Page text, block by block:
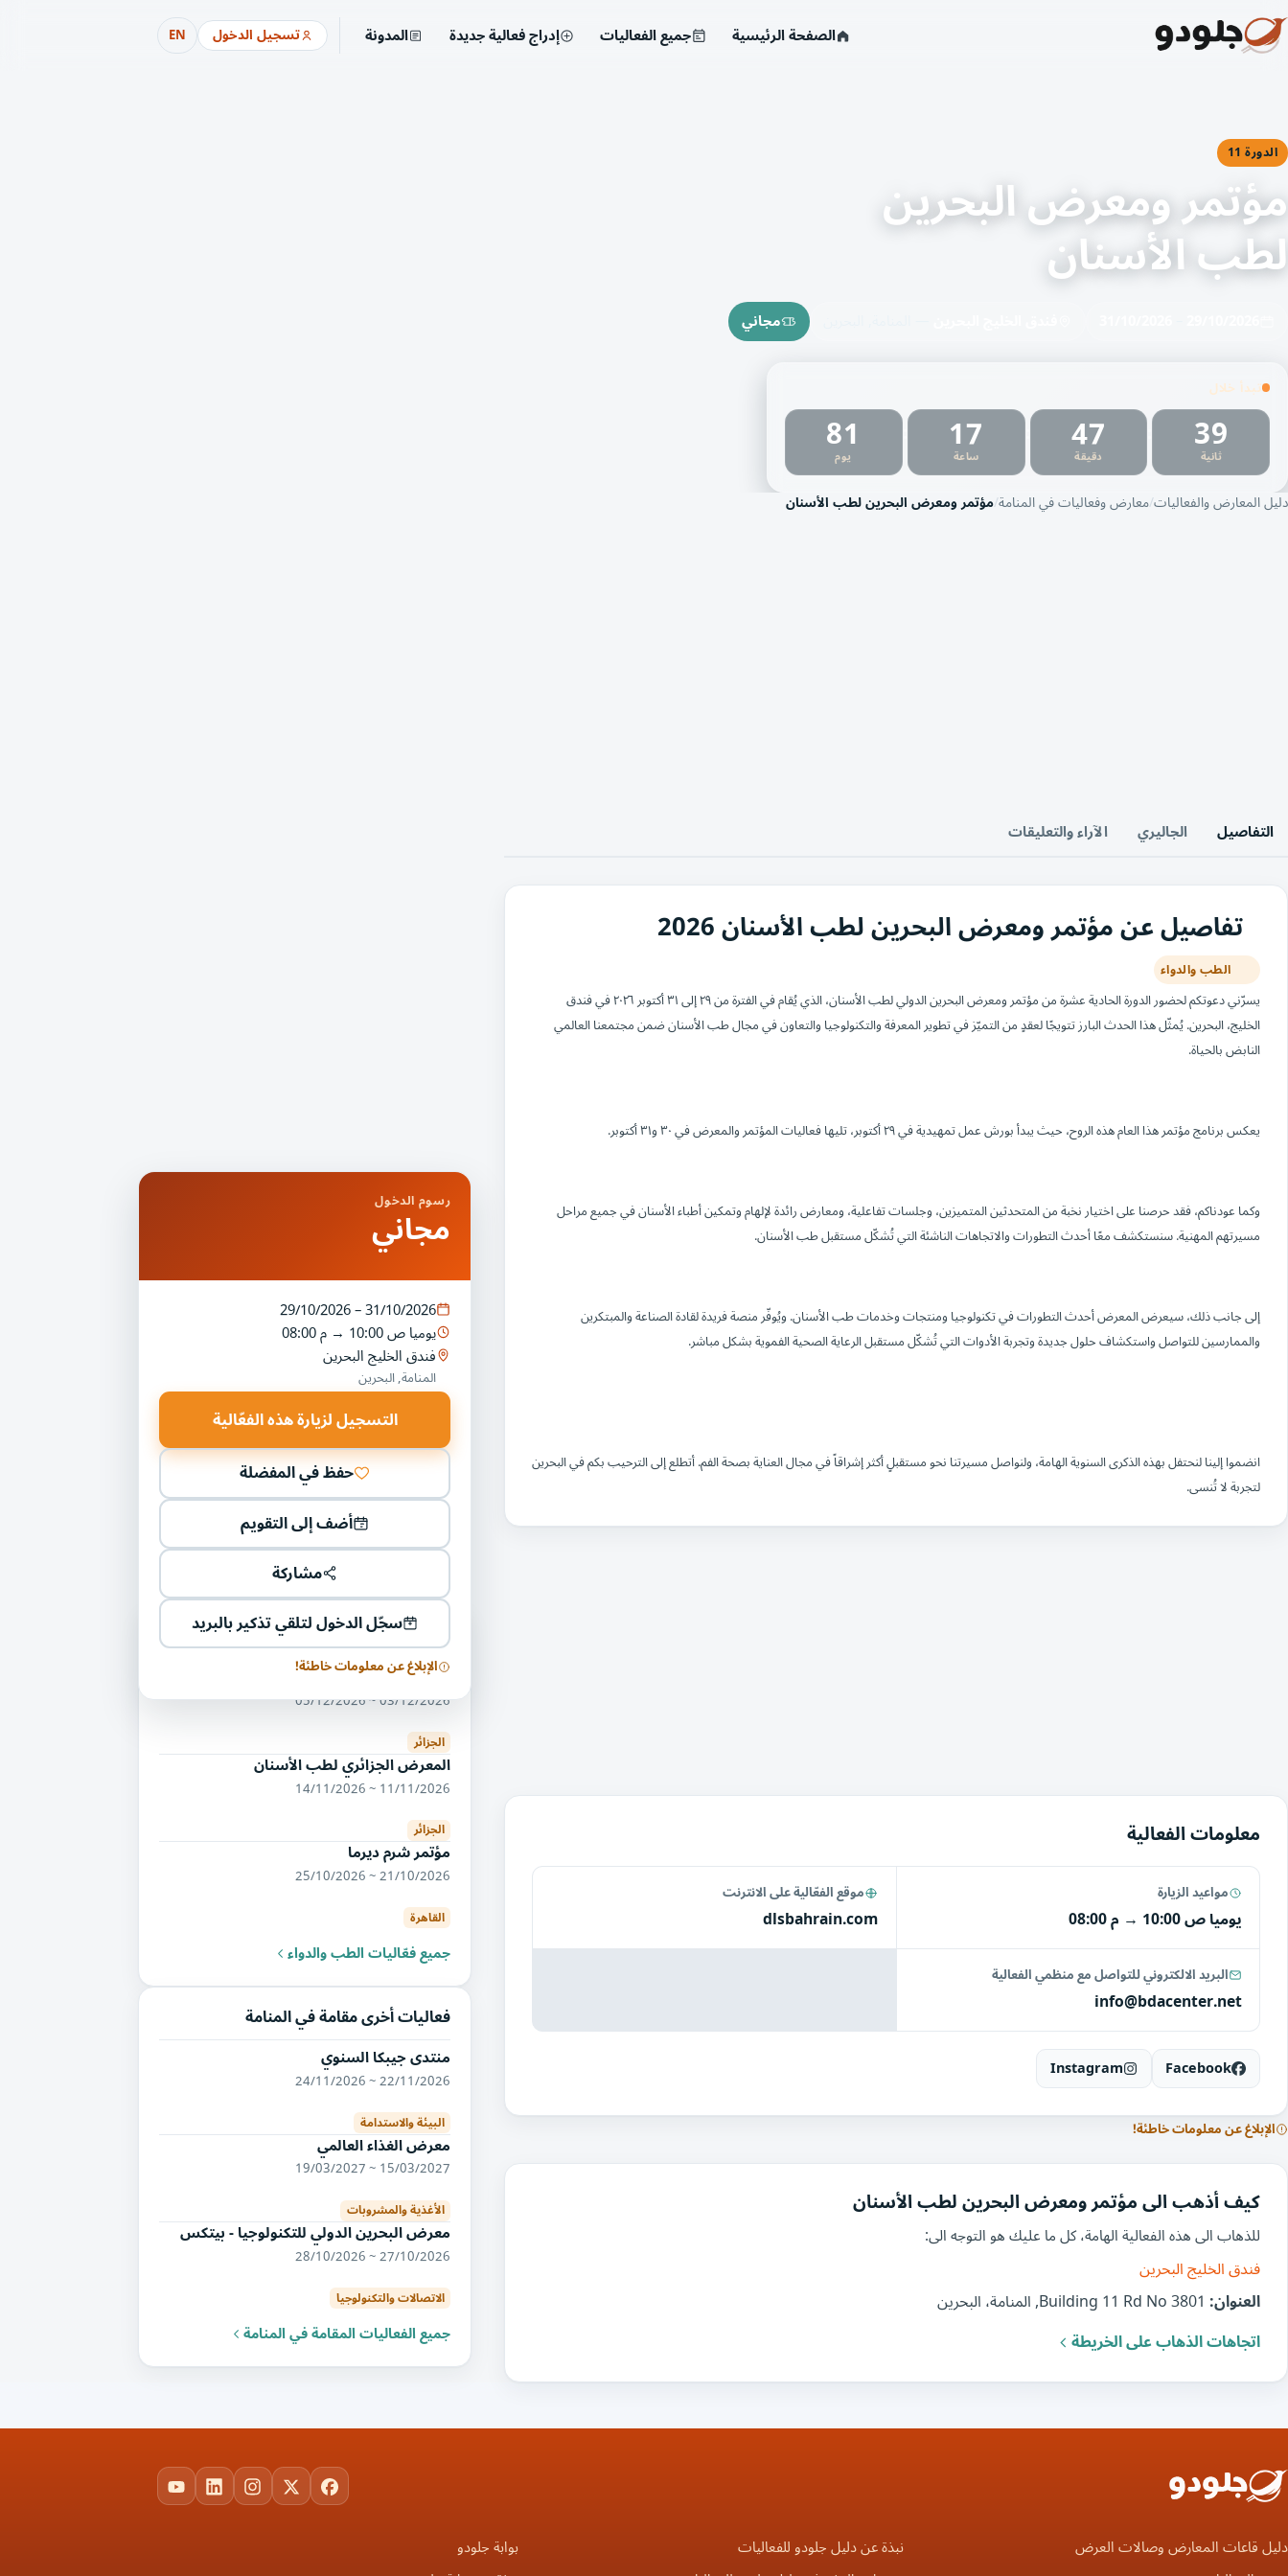
الصفحة الرئيسية جميع الفعاليات إدراج فعالية جديدة المدونة تسجيل الدخول EN
الدورة 11
مؤتمر ومعرض البحرين
لطب الأسنان
مجاني
تبدأ خلال
81
يوم 17
ساعة 47
دقيقة 38
ثانية
دليل المعارض والفعالياتمعارض وفعاليات في المنامةمؤتمر ومعرض البحرين لطب الأسنان
التفاصيل الجاليري الآراء والتعليقات
تفاصيل عن مؤتمر ومعرض البحرين لطب الأسنان 2026
الطب والدواء
يسرّني دعوتكم لحضور الدورة الحادية عشرة من مؤتمر ومعرض البحرين الدولي لطب الأسنان، الذي يُقام في الفترة من ٢٩ إلى ٣١ أكتوبر ٢٠٢٦ في فندق
الخليج، البحرين. يُمثّل هذا الحدث البارز تتويجًا لعقدٍ من التميّز في تطوير المعرفة والتكنولوجيا والتعاون في مجال طب الأسنان ضمن مجتمعنا العالمي
النابض بالحياة.
يعكس برنامج مؤتمر هذا العام هذه الروح، حيث يبدأ بورش عمل تمهيدية في ٢٩ أكتوبر، تليها فعاليات المؤتمر والمعرض في ٣٠ و٣١ أكتوبر.
وكما عودناكم، فقد حرصنا على اختيار نخبة من المتحدثين المتميزين، وجلسات تفاعلية، ومعارض رائدة لإلهام وتمكين أطباء الأسنان في جميع مراحل
مسيرتهم المهنية. سنستكشف معًا أحدث التطورات والاتجاهات الناشئة التي تُشكّل مستقبل طب الأسنان.
إلى جانب ذلك، سيعرض المعرض أحدث التطورات في تكنولوجيا ومنتجات وخدمات طب الأسنان. ويُوفّر منصة فريدة لقادة الصناعة والمبتكرين
والممارسين للتواصل واستكشاف حلول جديدة وتجربة الأدوات التي تُشكّل مستقبل الرعاية الصحية الفموية بشكل مباشر.
انضموا إلينا لنحتفل بهذه الذكرى السنوية الهامة، ولنواصل مسيرتنا نحو مستقبلٍ أكثر إشراقاً في مجال العناية بصحة الفم. أتطلع إلى الترحيب بكم في البحرين
لتجربة لا تُنسى.
معلومات الفعالية
مواعيد الزيارة
يوميا10:00 ص → 08:00 م
موقع الفعّالية على الانترنت
dlsbahrain.com
البريد الالكتروني للتواصل مع منظمي الفعالية
info@bdacenter.net
Facebook
Instagram
الإبلاغ عن معلومات خاطئة!
كيف أذهب الى مؤتمر ومعرض البحرين لطب الأسنان
للذهاب الى هذه الفعالية الهامة، كل ما عليك هو التوجه الى:
فندق الخليج البحرين
العنوان:
اتجاهات الذهاب على الخريطة
رسوم الدخول
مجاني
29/10/2026 – 31/10/2026
يوميا10:00 ص →08:00 م
فندق الخليج البحرين
المنامة, البحرين
التسجيل لزيارة هذه الفعّالية
حفظ في المفضلة
أضف إلى التقويم
مشاركة
سجّل الدخول لتلقي تذكير بالبريد
الإبلاغ عن معلومات خاطئة!
فعاليات أخرى في مجال الطب والدواء
معرض الرعاية الصحية الجزائر
03/12/2026 ~ 05/12/2026
الجزائر
المعرض الجزائري لطب الأسنان
11/11/2026 ~ 14/11/2026
الجزائر
مؤتمر شرم ديرما
21/10/2026 ~ 25/10/2026
القاهرة
جميع فعّاليات الطب والدواء
فعاليات أخرى مقامة في المنامة
منتدى جيبكا السنوي
22/11/2026 ~ 24/11/2026
البيئة والاستدامة
معرض الغذاء العالمي
15/03/2027 ~ 19/03/2027
الأغذية والمشروبات
معرض البحرين الدولي للتكنولوجيا - بيتكس
27/10/2026 ~ 28/10/2026
الاتصالات والتكنولوجيا
جميع الفعاليات المقامة في المنامة
Facebook
X
Instagram
LinkedIn
YouTube
دليل قاعات المعارض وصالات العرض
نبذة عن دليل جلودو للفعاليات
بوابة جلودو